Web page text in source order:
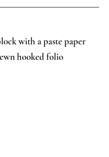
with a paste paper
hooked folio